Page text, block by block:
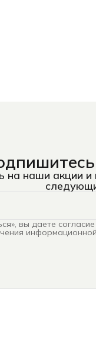
на наши акции и
вы даете